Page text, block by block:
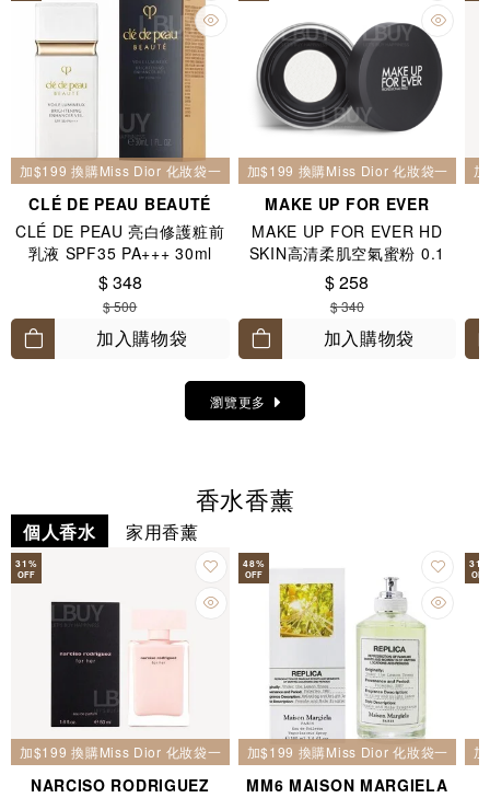
加$199 換購Miss Dior 化妝袋一個
CLÉ DE PEAU BEAUTÉ
CLÉ DE PEAU 亮白修護粧前
乳液 SPF35 PA+++ 30ml
$ 348
$ 500
加入購物袋
加$199 換購Miss Dior 化妝袋一個
MAKE UP FOR EVER
MAKE UP FOR EVER HD
SKIN高清柔肌空氣蜜粉 0.1
Translucent 8.5g
$ 258
$ 340
加入購物袋
瀏覽更多
香水香薰
個人香水 家用香薰
31%
OFF
加$199 換購Miss Dior 化妝袋一個
NARCISO RODRIGUEZ
48%
OFF
加$199 換購Miss Dior 化妝袋一個
MM6 MAISON MARGIELA
31
OFF